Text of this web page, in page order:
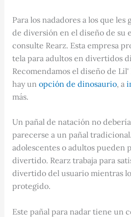
Para los nadadores a los que les
de diversión en el diseño de su
consulte Rearz. Esta empresa
tela para adultos en divertidos
Recomendamos el diseño de
hay un opción de dinosaurio, a
más.
Un pañal de natación no
parecerse a un pañal
adolescentes o adultos pueden
divertido. Rearz trabaja para
divertido del usuario mientras
protegido.
Este pañal para nadar tiene un